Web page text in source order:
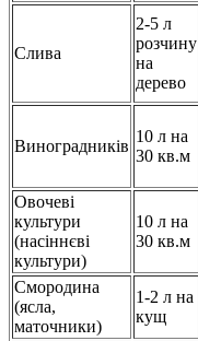
Слива
2-5 л
розчину
на
дерево
Виноградників
10 л на
30 кв.м
Овочеві
культури
(насіннєві
культури)
10 л на
30 кв.м
Смородина
(ясла,
маточники)
1-2 л на
кущ